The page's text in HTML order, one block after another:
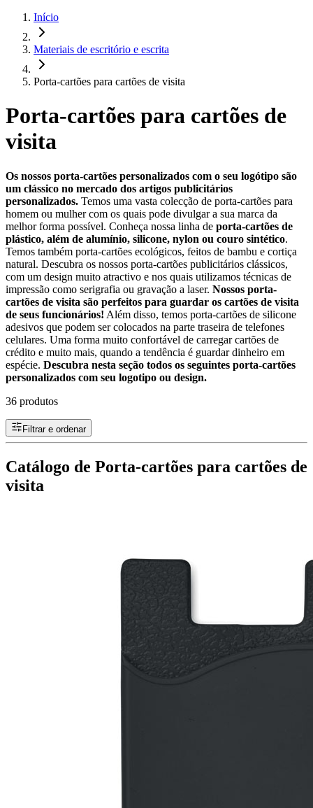
Início
Materiais de escritório e escrita
Porta-cartões para cartões de visita
Porta-cartões para cartões de
visita
Os nossos porta-cartões personalizados com o seu logótipo são
um clássico no mercado dos artigos publicitários
personalizados. Temos uma vasta colecção de porta-cartões para
homem ou mulher com os quais pode divulgar a sua marca da
melhor forma possível. Conheça nossa linha de porta-cartões de
plástico, além de alumínio, silicone, nylon ou couro sintético.
Temos também porta-cartões ecológicos, feitos de bambu e cortiça
natural. Descubra os nossos porta-cartões publicitários clássicos,
com um design muito atractivo e nos quais utilizamos técnicas de
impressão como serigrafia ou gravação a laser. Nossos porta-
cartões de visita são perfeitos para guardar os cartões de visita
de seus funcionários! Além disso, temos porta-cartões de silicone
adesivos que podem ser colocados na parte traseira de telefones
celulares. Uma forma muito confortável de carregar cartões de
crédito e muito mais, quando a tendência é guardar dinheiro em
espécie. Descubra nesta seção todos os seguintes porta-cartões
personalizados com seu logotipo ou design.
36 produtos
Filtrar e ordenar
Catálogo de Porta-cartões para cartões de
visita